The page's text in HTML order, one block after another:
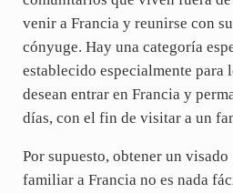
venir a Francia y reunirse con
cónyuge. Hay una categoría
establecido especialmente para
desean entrar en Francia y
días, con el fin de visitar a un
Por supuesto, obtener un
familiar a Francia no es nada